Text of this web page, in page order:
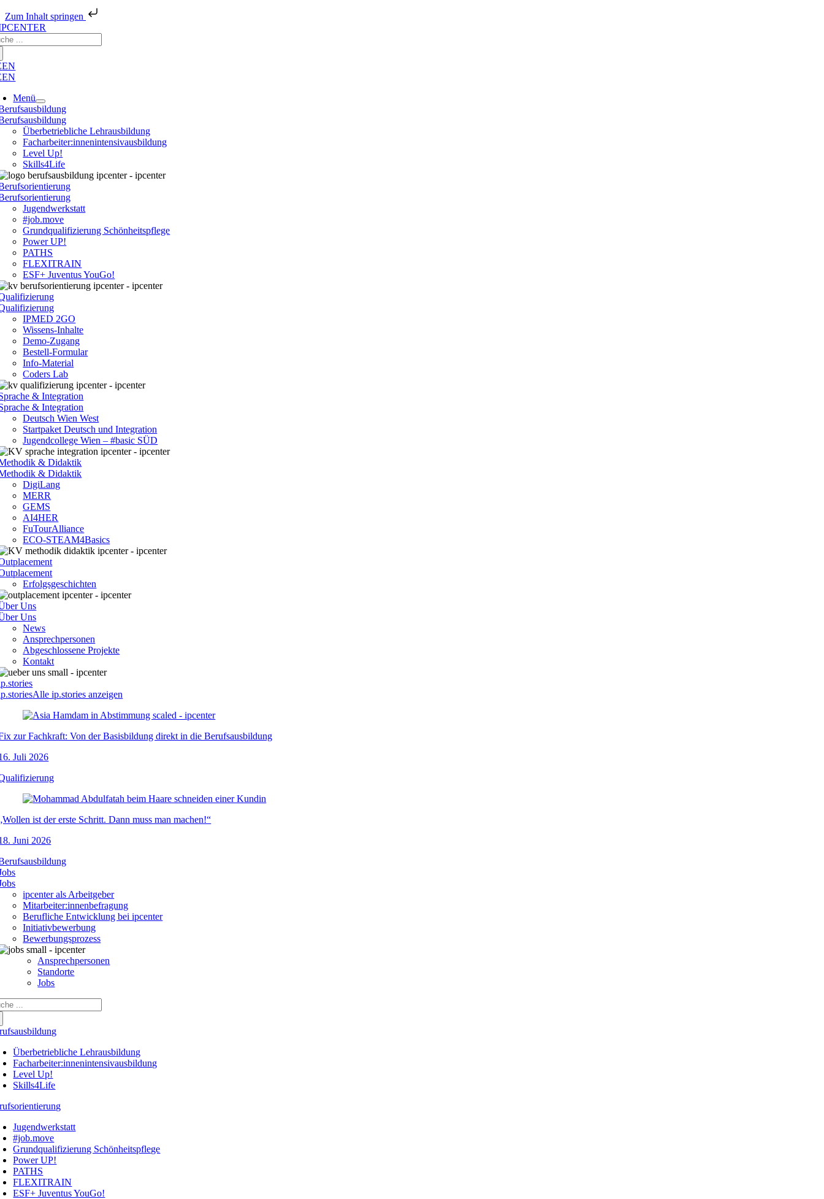
Zum Inhalt springen
Zum
Inhalt
springen
EN
EN
Menü
Überbetriebliche Lehrausbildung
Facharbeiter:innenintensivausbildung
Level Up!
Skills4Life
Jugendwerkstatt
#job.move
Grundqualifizierung Schönheitspflege
Power UP!
PATHS
FLEXITRAIN
ESF+ Juventus YouGo!
IPMED 2GO
Wissens-Inhalte
Demo-Zugang
Bestell-Formular
Info-Material
Coders Lab
& Integration
& Integration
Deutsch Wien West
Startpaket Deutsch und Integration
Jugendcollege Wien – #basic SÜD
& Didaktik
& Didaktik
DigiLang
MERR
GEMS
AI4HER
FuTourAlliance
ECO-STEAM4Basics
Erfolgsgeschichten
Uns
Uns
News
Ansprechpersonen
Abgeschlossene Projekte
Kontakt
Alle ip.stories anzeigen
zur Fachkraft: Von der Basisbildung direkt in die Berufsausbildung
Juli 2026
ist der erste Schritt. Dann muss man machen!“
Juni 2026
ipcenter als Arbeitgeber
Mitarbeiter:innenbefragung
Berufliche Entwicklung bei ipcenter
Initiativbewerbung
Bewerbungsprozess
Ansprechpersonen
Standorte
Jobs
Überbetriebliche Lehrausbildung
Facharbeiter:innenintensivausbildung
Level Up!
Skills4Life
Jugendwerkstatt
#job.move
Grundqualifizierung Schönheitspflege
Power UP!
PATHS
FLEXITRAIN
ESF+ Juventus YouGo!